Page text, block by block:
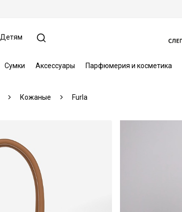
Детям
Сумки Аксессуары Парфюмерия и косметика
Кожаные Furla